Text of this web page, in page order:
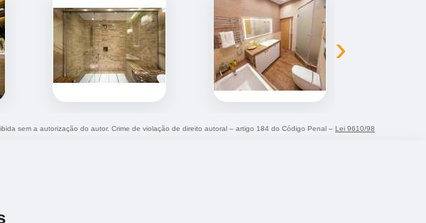
›
sem a autorização do autor. Crime de violação de direito autoral – artigo 184 do Código Penal – Lei 9610/98